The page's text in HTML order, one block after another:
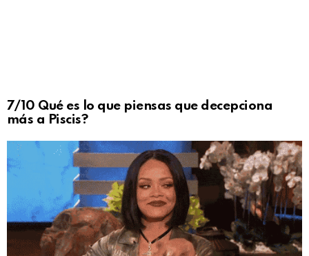
7/10 Qué es lo que piensas que decepciona
más a Piscis?